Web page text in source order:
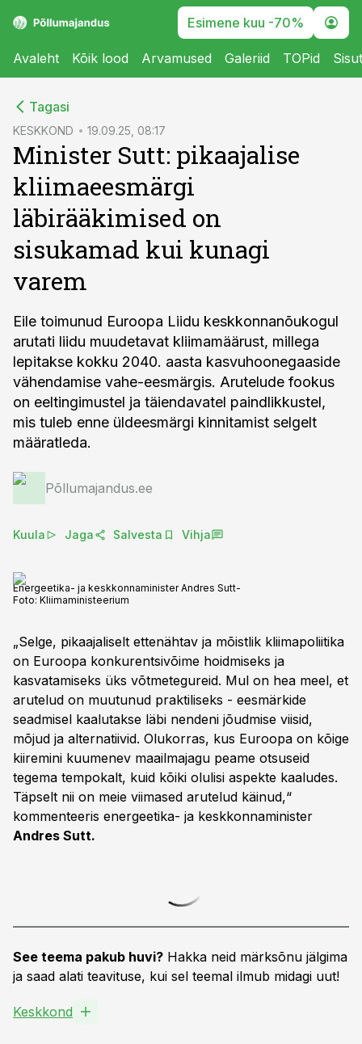
Esimene kuu -70%
Avaleht Kõik lood Arvamused Galeriid TOPid
Tagasi
KESKKOND 19.09.25, 08:17
Minister Sutt: pikaajalise
kliimaeesmärgi
läbirääkimised on
sisukamad kui kunagi
varem
Eile toimunud Euroopa Liidu keskkonnanõukogul
arutati liidu muudetavat kliimamäärust, millega
lepitakse kokku 2040. aasta kasvuhoonegaaside
vähendamise vahe-eesmärgis. Arutelude fookus
on eeltingimustel ja täiendavatel paindlikkustel,
mis tuleb enne üldeesmärgi kinnitamist selgelt
määratleda.
Põllumajandus.ee
Kuula Jaga Salvesta Vihja
Energeetika- ja keskkonnaminister Andres Sutt-
Foto: Kliimaministeerium
„Selge, pikaajaliselt ettenähtav ja mõistlik kliimapoliitika
on Euroopa konkurentsivõime hoidmiseks ja
kasvatamiseks üks võtmetegureid. Mul on hea meel, et
arutelud on muutunud praktiliseks - eesmärkide
seadmisel kaalutakse läbi nendeni jõudmise viisid,
mõjud ja alternatiivid. Olukorras, kus Euroopa on kõige
kiiremini kuumenev maailmajagu peame otsuseid
tegema tempokalt, kuid kõiki olulisi aspekte kaaludes.
Täpselt nii on meie viimased arutelud käinud,“
kommenteeris energeetika- ja keskkonnaminister
Andres Sutt.
See teema pakub huvi? Hakka neid märksõnu jälgima
ja saad alati teavituse, kui sel teemal ilmub midagi uut!
Keskkond